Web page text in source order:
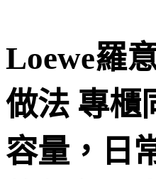
Loewe羅
做法 專櫃
容量，日